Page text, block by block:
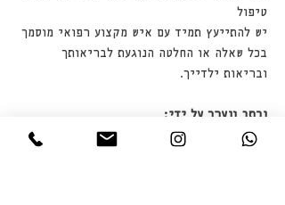
טיפול
יש להתייעץ תמיד עם איש מקצוע רפואי מוסמך
בכל שאלה או החלטה הנוגעת לבריאותך
ובריאות ילדייך.
נכתב ונערך על ידי:
מעין רוגק ווסטלר - דיקור | תזונה |